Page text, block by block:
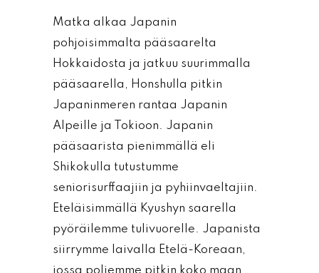
Matka alkaa Japanin
pohjoisimmalta pääsaarelta
Hokkaidosta ja jatkuu suurimmalla
pääsaarella, Honshulla pitkin
Japaninmeren rantaa Japanin
Alpeille ja Tokioon. Japanin
pääsaarista pienimmällä eli
Shikokulla tutustumme
seniorisurffaajiin ja pyhiinvaeltajiin.
Eteläisimmällä Kyushyn saarella
pyöräilemme tulivuorelle. Japanista
siirrymme laivalla Etelä-Koreaan,